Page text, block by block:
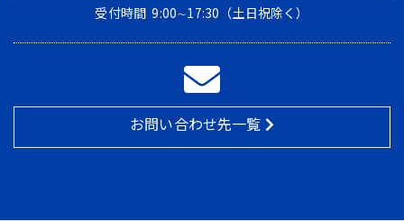
受付時間 9:00∼17:30（土日祝除く）
お問い合わせ先一覧